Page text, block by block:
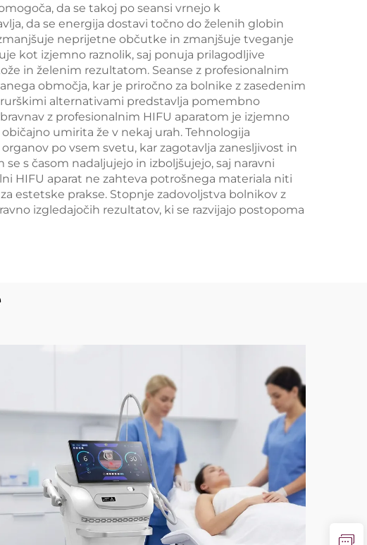
obdelavo obraza za
izgubo teže in
izboljšanje kontur
telesa
da se takoj po seansi vrnejo k
da se energija dostavi točno do želenih globin
neprijetne občutke in zmanjšuje tveganje
kot izjemno raznolik, saj ponuja prilagodljive
in želenim rezultatom. Seanse z profesionalnim
območja, kar je priročno za bolnike z zasedenim
alternativami predstavlja pomembno
z profesionalnim HIFU aparatom je izjemno
umirita že v nekaj urah. Tehnologija
po vsem svetu, kar zagotavlja zanesljivost in
s časom nadaljujejo in izboljšujejo, saj naravni
HIFU aparat ne zahteva potrošnega materiala niti
estetske prakse. Stopnje zadovoljstva bolnikov z
izgledajočih rezultatov, ki se razvijajo postopoma